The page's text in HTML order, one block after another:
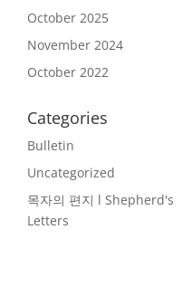
October 2025
November 2024
October 2022
Categories
Bulletin
Uncategorized
목자의 편지 l Shepherd's
Letters